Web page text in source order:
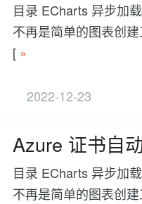
目录 ECharts 异步加
不再是简单的图表创
[ »
2022-12-23
Azure 证书自
目录 ECharts 异步加
不再是简单的图表创